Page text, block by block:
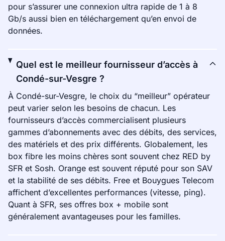
pour s’assurer une connexion ultra rapide de 1 à 8
Gb/s aussi bien en téléchargement qu’en envoi de
données.
Quel est le meilleur fournisseur d’accès à
Condé-sur-Vesgre ?
À Condé-sur-Vesgre, le choix du “meilleur” opérateur
peut varier selon les besoins de chacun. Les
fournisseurs d’accès commercialisent plusieurs
gammes d’abonnements avec des débits, des services,
des matériels et des prix différents. Globalement, les
box fibre les moins chères sont souvent chez RED by
SFR et Sosh. Orange est souvent réputé pour son SAV
et la stabilité de ses débits. Free et Bouygues Telecom
affichent d’excellentes performances (vitesse, ping).
Quant à SFR, ses offres box + mobile sont
généralement avantageuses pour les familles.